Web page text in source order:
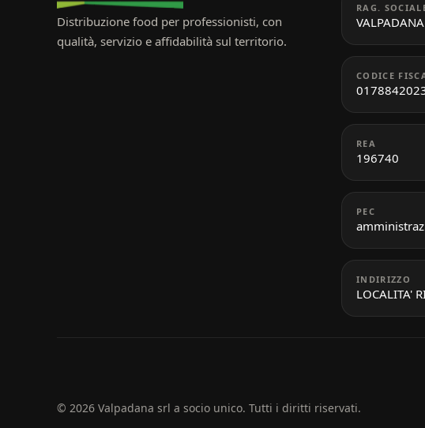
Distribuzione food per professionisti, con
qualità, servizio e affidabilità sul territorio.
RAG.
CODICE
REA
196740
PEC
INDIRIZZO
LOCALITA'
© 2026 Valpadana srl a socio unico. Tutti i diritti riservati.